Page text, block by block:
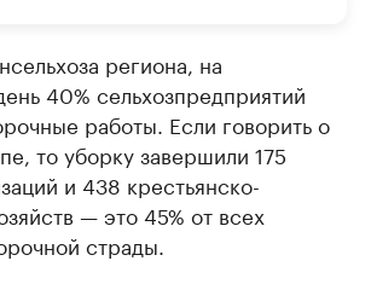
региона, на
40% сельхозпредприятий
работы. Если говорить о
то уборку завершили 175
и 438 крестьянско-
— это 45% от всех
страды.